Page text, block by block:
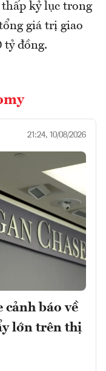
kỷ lục trong
giá trị giao
tỷ đồng.
21:24, 10/08/2026
cảnh báo về
lớn trên thị